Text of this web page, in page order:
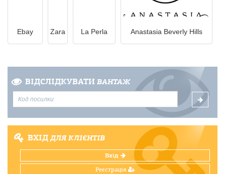
Ebay Zara La Perla Anastasia Beverly Hills
ВІДСЛІДКУВАТИ ВАНТАЖ
ВХІДДЛЯ КЛІЄНТІВ
Вхід
Реєстрація